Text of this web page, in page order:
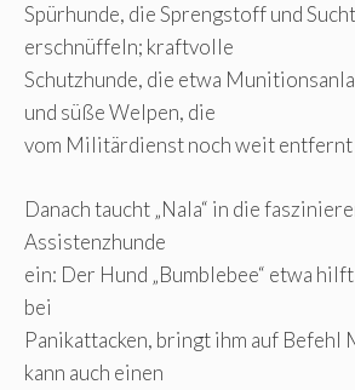
Spürhunde, die Sprengstoff und
erschnüffeln; kraftvolle
Schutzhunde, die etwa
und süße Welpen, die
vom Militärdienst noch weit entfernt
Danach taucht „Nala“ in die
Assistenzhunde
ein: Der Hund „Bumblebee“ etwa
bei
Panikattacken, bringt ihm auf Befehl
kann auch einen